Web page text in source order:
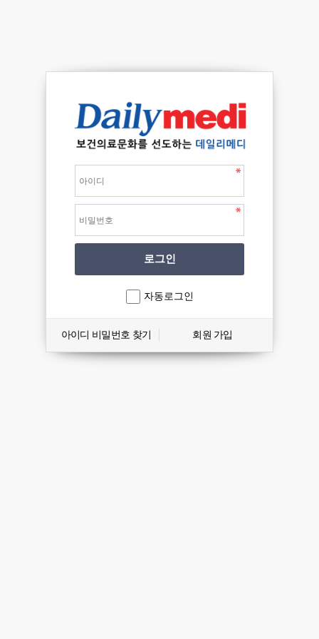
자동로그인
아이디 비밀번호 찾기 회원 가입